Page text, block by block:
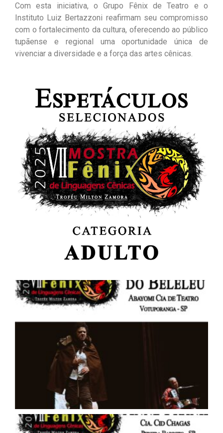
Com esta iniciativa, o Grupo Fênix de Teatro e o
Instituto Luiz Bertazzoni reafirmam seu compromisso
com o fortalecimento da cultura, oferecendo ao público
tupãense e regional uma oportunidade única de
vivenciar a diversidade e a força das artes cênicas.